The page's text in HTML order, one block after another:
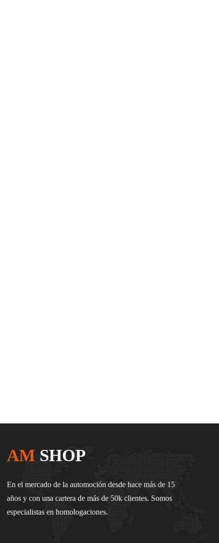
AM SHOP
En el mercado de la automoción desde hace más de 15
años y con una cartera de más de 50k clientes. Somos
especialistas en homologaciones.